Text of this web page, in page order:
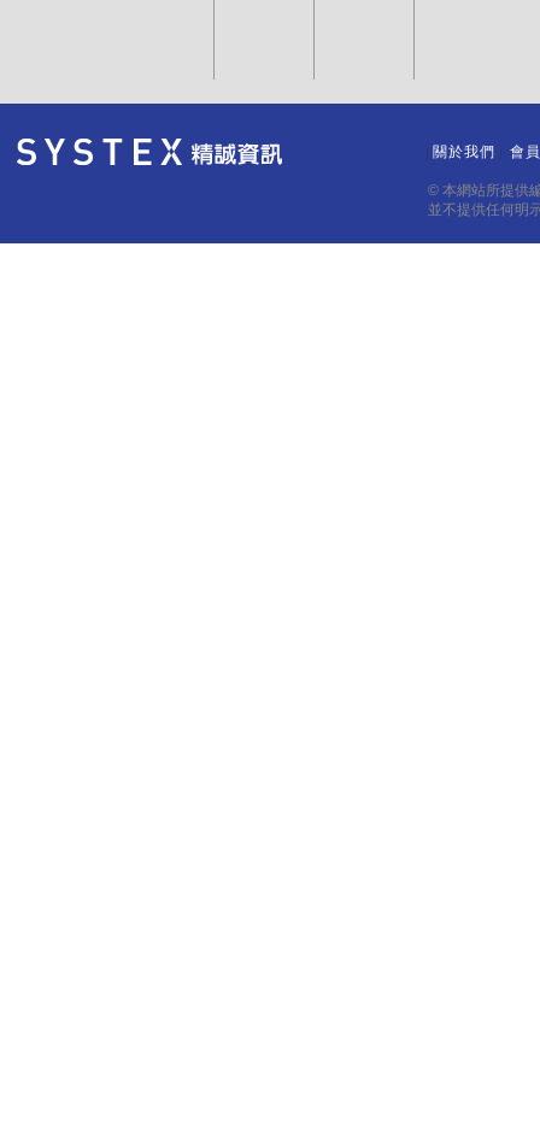
關於我們 會
© 本網站所提供
並不提供任何明